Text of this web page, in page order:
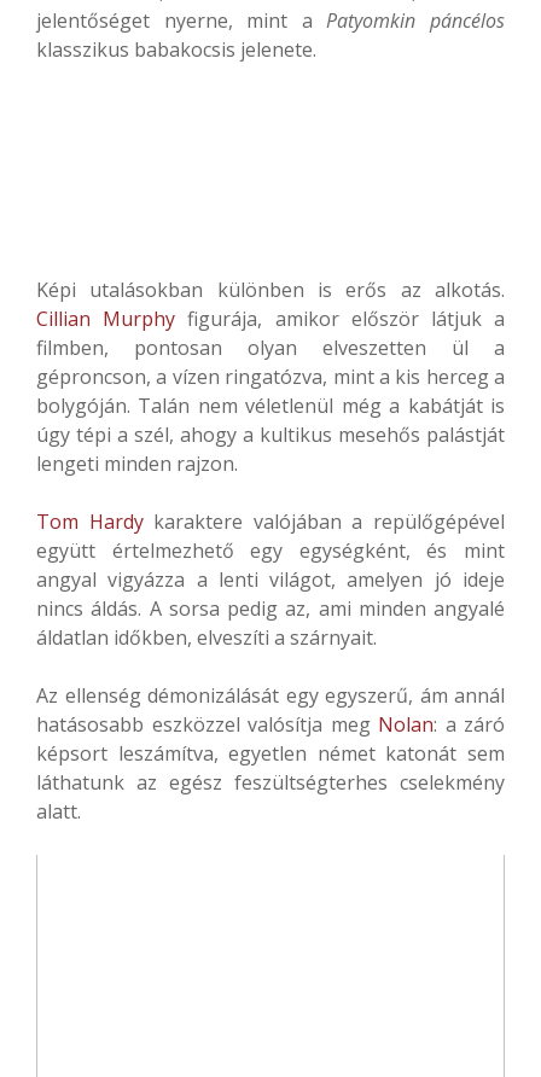
jelentőséget nyerne, mint aPatyomkin páncélos
klasszikus babakocsis jelenete.
Képi utalásokban különben is erős az alkotás.
Cillian Murphy figurája, amikor először látjuk a
filmben, pontosan olyan elveszetten ül a
géproncson, a vízen ringatózva, mint a kis herceg a
bolygóján. Talán nem véletlenül még a kabátját is
úgy tépi a szél, ahogy a kultikus mesehős palástját
lengeti minden rajzon.
Tom Hardykaraktere valójában a repülőgépével
együtt értelmezhető egy egységként, és mint
angyal vigyázza a lenti világot, amelyen jó ideje
nincs áldás. A sorsa pedig az, ami minden angyalé
áldatlan időkben, elveszíti a szárnyait.
Az ellenség démonizálását egy egyszerű, ám annál
hatásosabb eszközzel valósítja meg Nolan: a záró
képsort leszámítva, egyetlen német katonát sem
láthatunk az egész feszültségterhes cselekmény
alatt.